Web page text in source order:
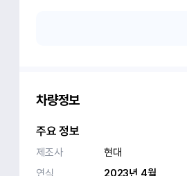
차량정보
주요 정보
제조사
현대
연식
2023년 4월